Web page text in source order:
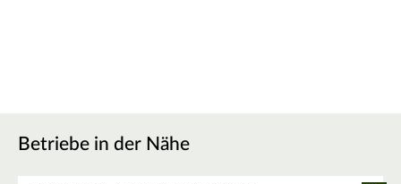
Betriebe in der Nähe